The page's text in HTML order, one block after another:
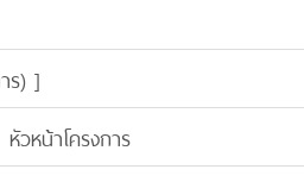
ร) ]
หัวหน้าโครงการ